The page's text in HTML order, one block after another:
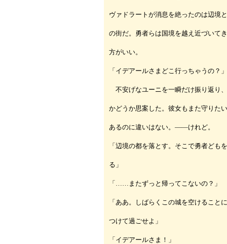
ヴァドラートが消息を絶ったのは辺境
の街だ。勇者らは国境を越え近づいて
方がいい。
「イデアールさまどこ行っちゃうの？」
不安げなユーニを一瞬だけ振り返り
かどうか思案した。彼女もまた守りた
あるのに違いはない。――けれど。
「辺境の都を落とす。そこで勇者ども
る」
「……またずっと帰ってこないの？」
「ああ。しばらくこの城を空けるこ
つけて過ごせよ」
「イデアールさま！」